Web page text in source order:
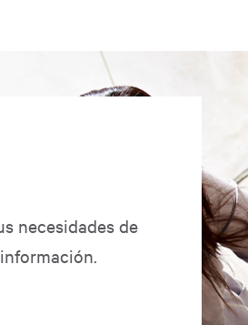
necesidades de